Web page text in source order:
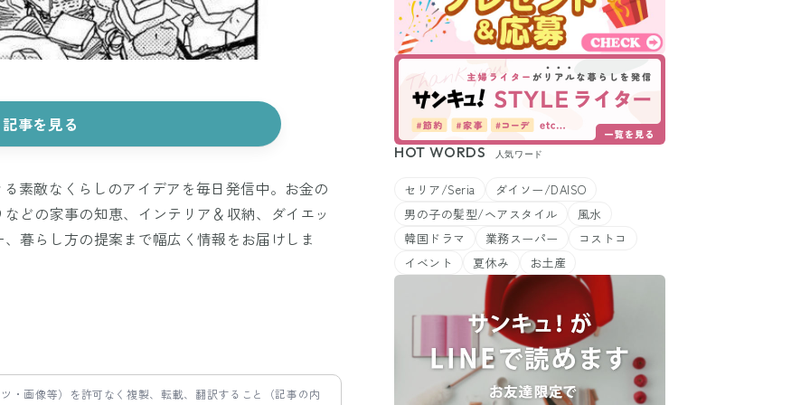
記事を見る
素敵なくらしのアイデアを毎日発信中。お金の
どの家事の知恵、インテリア＆収納、ダイエッ
暮らし方の提案まで幅広く情報をお届けしま
・画像等）を許可なく複製、転載、翻訳すること（記事の内
HOT WORDS 人気ワード
セリア/Seria
ダイソー/DAISO
男の子の髪型/ヘアスタイル
風水
韓国ドラマ
業務スーパー
コストコ
イベント
夏休み お土産